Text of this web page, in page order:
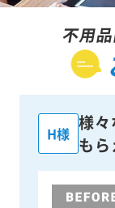
不用
H様
様
も